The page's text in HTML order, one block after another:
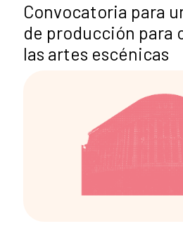
Convocatoria para
de producción para
las artes escénicas